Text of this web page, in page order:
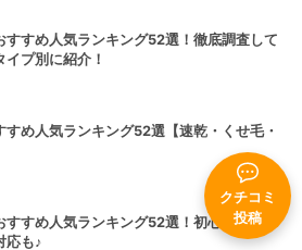
クチコミ
投稿
すすめ人気ランキング52選！徹底調査して
プ別に紹介！
すめ人気ランキング52選【速乾・くせ毛・
すすめ人気ランキング52選！初心者・メン
応も♪